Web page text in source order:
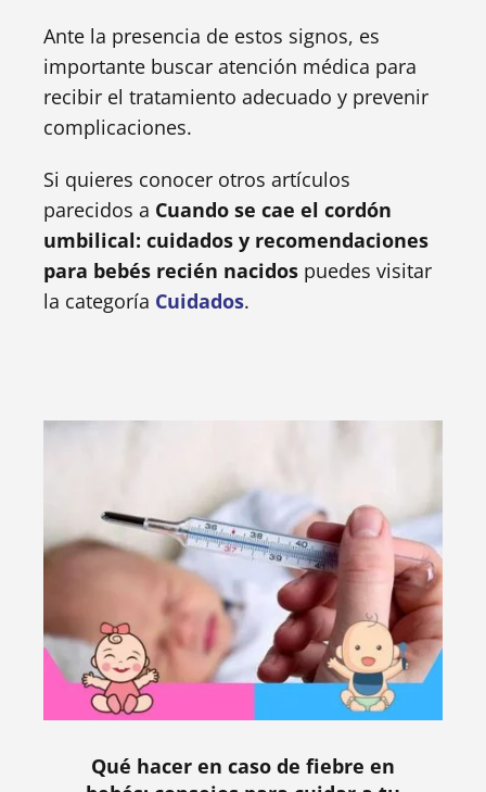
Ante la presencia de estos signos, es
importante buscar atención médica para
recibir el tratamiento adecuado y prevenir
complicaciones.
Si quieres conocer otros artículos
parecidos a Cuando se cae el cordón
umbilical: cuidados y recomendaciones
para bebés recién nacidos puedes visitar
la categoría Cuidados.
Qué hacer en caso de fiebre en